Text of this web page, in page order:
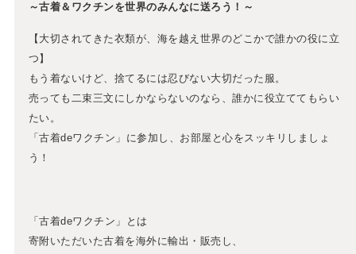
～古着＆ワクチンを世界のみんなに送ろう！～
【大切されてきた衣類が、海を越え世界のどこかで誰かの役に立
つ】
もう着ないけど、捨てるには忍びない大切だった服。
売っても二束三文にしかならないのなら、誰かに役立ててもらい
たい。
「古着deワクチン」に参加し、お部屋と心をスッキリしましょ
う！
「古着deワクチン」とは
寄附いただいた古着を海外に輸出・販売し、